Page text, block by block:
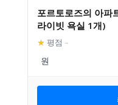
포르토로즈의 아파
라이빗 욕실 1개)
★ 평점 –